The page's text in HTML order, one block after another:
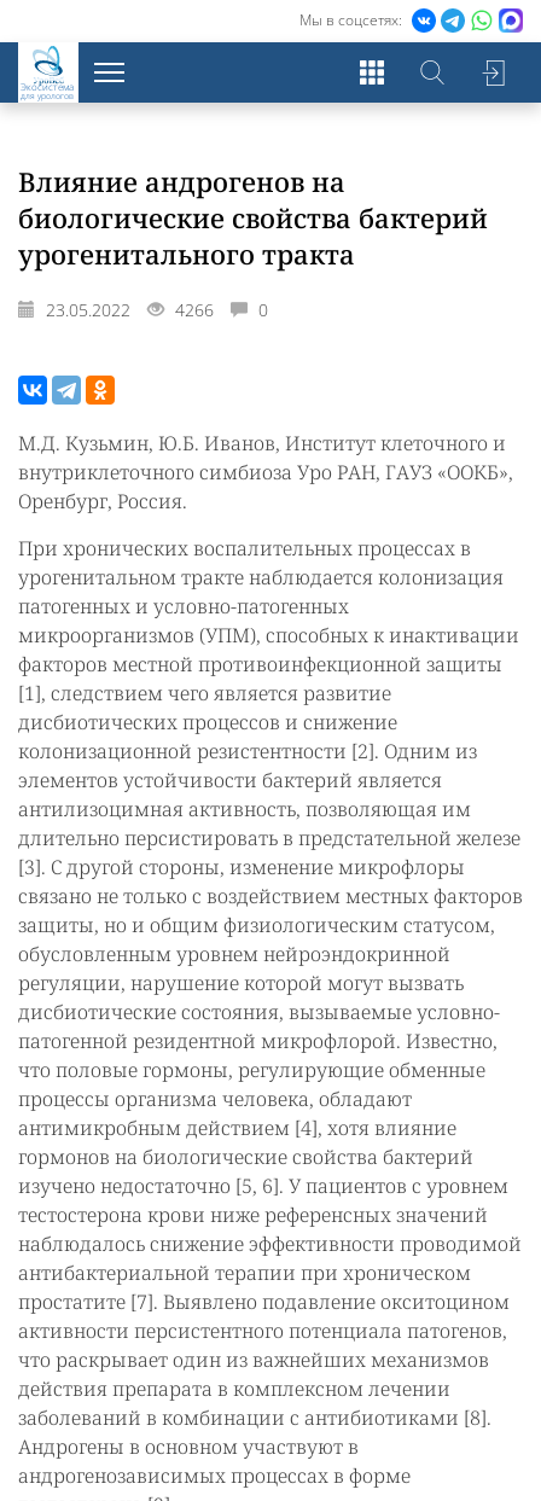
Мы в соцсетях:
Экосистема
для урологов
Влияние андрогенов на
биологические свойства бактерий
урогенитального тракта
23.05.2022 4266 0
М.Д. Кузьмин, Ю.Б. Иванов, Институт клеточного и
внутриклеточного симбиоза Уро РАН, ГАУЗ «ООКБ»,
Оренбург, Россия.
При хронических воспалительных процессах в
урогенитальном тракте наблюдается колонизация
патогенных и условно-патогенных
микроорганизмов (УПМ), способных к инактивации
факторов местной противоинфекционной защиты
[1], следствием чего является развитие
дисбиотических процессов и снижение
колонизационной резистентности [2]. Одним из
элементов устойчивости бактерий является
антилизоцимная активность, позволяющая им
длительно персистировать в предстательной железе
[3]. С другой стороны, изменение микрофлоры
связано не только с воздействием местных факторов
защиты, но и общим физиологическим статусом,
обусловленным уровнем нейроэндокринной
регуляции, нарушение которой могут вызвать
дисбиотические состояния, вызываемые условно-
патогенной резидентной микрофлорой. Известно,
что половые гормоны, регулирующие обменные
процессы организма человека, обладают
антимикробным действием [4], хотя влияние
гормонов на биологические свойства бактерий
изучено недостаточно [5, 6]. У пациентов с уровнем
тестостерона крови ниже референсных значений
наблюдалось снижение эффективности проводимой
антибактериальной терапии при хроническом
простатите [7]. Выявлено подавление окситоцином
активности персистентного потенциала патогенов,
что раскрывает один из важнейших механизмов
действия препарата в комплексном лечении
заболеваний в комбинации с антибиотиками [8].
Андрогены в основном участвуют в
андрогенозависимых процессах в форме